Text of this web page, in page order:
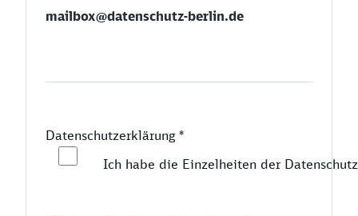
mailbox@datenschutz-berlin.de
Datenschutzerklärung*
Ich habe die Einzelheiten der